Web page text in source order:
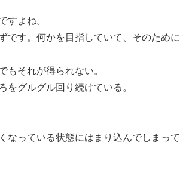
よね。
です。何かを目指していて、そのために
それが得られない。
グルグル回り続けている。
なっている状態にはまり込んでしまって